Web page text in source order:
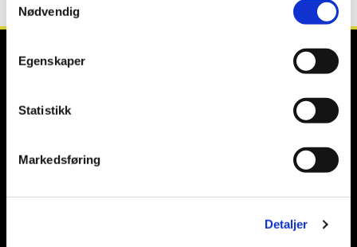
Nødvendig
Egenskaper
Statistikk
Markedsføring
Detaljer
Facebook Instagram Twitter / X